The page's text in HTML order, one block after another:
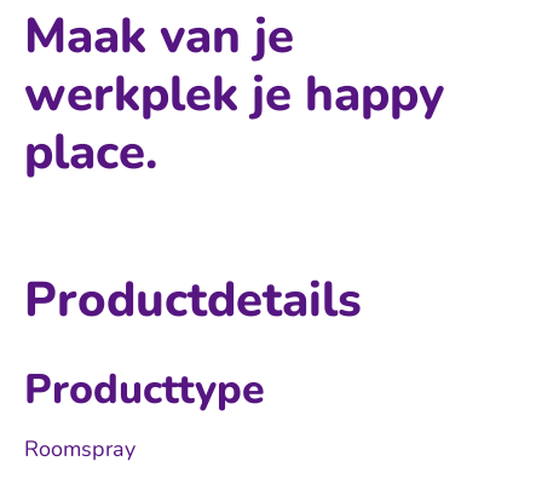
Maak van je
werkplek je happy
place.
Productdetails
Producttype
Roomspray